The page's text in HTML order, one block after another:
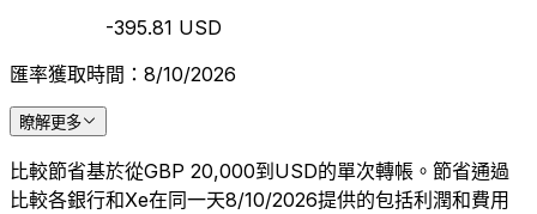
-395.81 USD
匯率獲取時間：8/10/2026
瞭解更多
比較節省基於從GBP 20,000到USD的單次轉帳。節省通過
比較各銀行和Xe在同一天8/10/2026提供的包括利潤和費用